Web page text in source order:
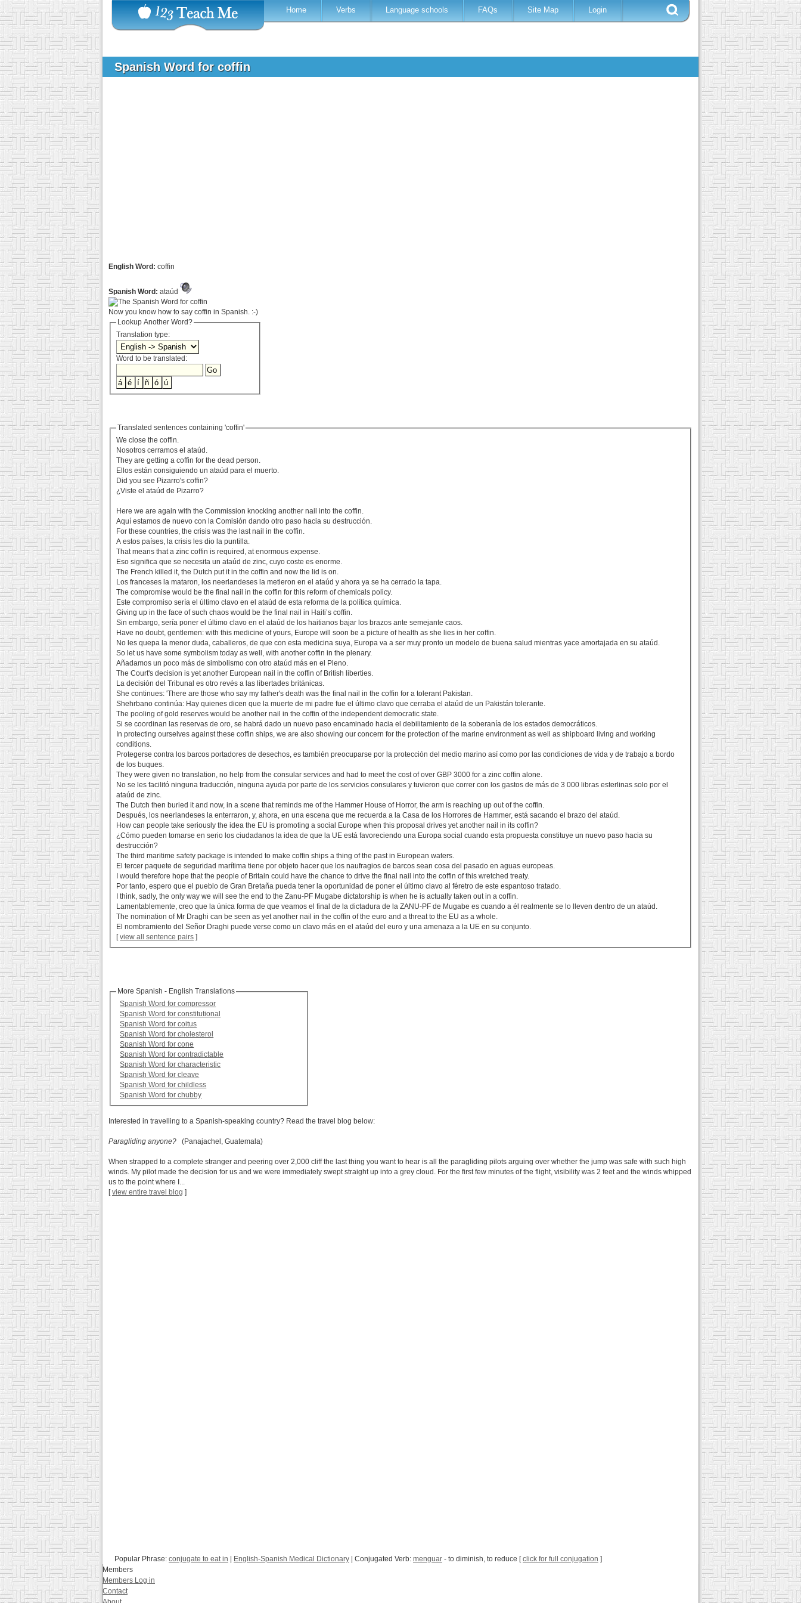
Home Verbs Language schools FAQs Site Map Login
Spanish Word for coffin
English Word: coffin
Spanish Word: ataúd
Now you know how to say coffin in Spanish. :-)
Lookup Another Word?
Translation type:
Word to be translated:
Translated sentences containing 'coffin'
We close the coffin.
Nosotros cerramos el ataúd.
They are getting a coffin for the dead person.
Ellos están consiguiendo un ataúd para el muerto.
Did you see Pizarro's coffin?
¿Viste el ataúd de Pizarro?
Here we are again with the Commission knocking another nail into the coffin.
Aquí estamos de nuevo con la Comisión dando otro paso hacia su destrucción.
For these countries, the crisis was the last nail in the coffin.
A estos países, la crisis les dio la puntilla.
That means that a zinc coffin is required, at enormous expense.
Eso significa que se necesita un ataúd de zinc, cuyo coste es enorme.
The French killed it, the Dutch put it in the coffin and now the lid is on.
Los franceses la mataron, los neerlandeses la metieron en el ataúd y ahora ya se ha cerrado la tapa.
The compromise would be the final nail in the coffin for this reform of chemicals policy.
Este compromiso sería el último clavo en el ataúd de esta reforma de la política química.
Giving up in the face of such chaos would be the final nail in Haiti’s coffin.
Sin embargo, sería poner el último clavo en el ataúd de los haitianos bajar los brazos ante semejante caos.
Have no doubt, gentlemen: with this medicine of yours, Europe will soon be a picture of health as she lies in her coffin.
No les quepa la menor duda, caballeros, de que con esta medicina suya, Europa va a ser muy pronto un modelo de buena salud mientras yace amortajada en su ataúd.
So let us have some symbolism today as well, with another coffin in the plenary.
Añadamos un poco más de simbolismo con otro ataúd más en el Pleno.
The Court's decision is yet another European nail in the coffin of British liberties.
La decisión del Tribunal es otro revés a las libertades británicas.
She continues: 'There are those who say my father's death was the final nail in the coffin for a tolerant Pakistan.
Shehrbano continúa: Hay quienes dicen que la muerte de mi padre fue el último clavo que cerraba el ataúd de un Pakistán tolerante.
The pooling of gold reserves would be another nail in the coffin of the independent democratic state.
Si se coordinan las reservas de oro, se habrá dado un nuevo paso encaminado hacia el debilitamiento de la soberanía de los estados democráticos.
In protecting ourselves against these coffin ships, we are also showing our concern for the protection of the marine environment as well as shipboard living and working
conditions.
Protegerse contra los barcos portadores de desechos, es también preocuparse por la protección del medio marino así como por las condiciones de vida y de trabajo a bordo
de los buques.
They were given no translation, no help from the consular services and had to meet the cost of over GBP 3000 for a zinc coffin alone.
No se les facilitó ninguna traducción, ninguna ayuda por parte de los servicios consulares y tuvieron que correr con los gastos de más de 3 000 libras esterlinas solo por el
ataúd de zinc.
The Dutch then buried it and now, in a scene that reminds me of the Hammer House of Horror, the arm is reaching up out of the coffin.
Después, los neerlandeses la enterraron, y, ahora, en una escena que me recuerda a la Casa de los Horrores de Hammer, está sacando el brazo del ataúd.
How can people take seriously the idea the EU is promoting a social Europe when this proposal drives yet another nail in its coffin?
¿Cómo pueden tomarse en serio los ciudadanos la idea de que la UE está favoreciendo una Europa social cuando esta propuesta constituye un nuevo paso hacia su
destrucción?
The third maritime safety package is intended to make coffin ships a thing of the past in European waters.
El tercer paquete de seguridad marítima tiene por objeto hacer que los naufragios de barcos sean cosa del pasado en aguas europeas.
I would therefore hope that the people of Britain could have the chance to drive the final nail into the coffin of this wretched treaty.
Por tanto, espero que el pueblo de Gran Bretaña pueda tener la oportunidad de poner el último clavo al féretro de este espantoso tratado.
I think, sadly, the only way we will see the end to the Zanu-PF Mugabe dictatorship is when he is actually taken out in a coffin.
Lamentablemente, creo que la única forma de que veamos el final de la dictadura de la ZANU-PF de Mugabe es cuando a él realmente se lo lleven dentro de un ataúd.
The nomination of Mr Draghi can be seen as yet another nail in the coffin of the euro and a threat to the EU as a whole.
El nombramiento del Señor Draghi puede verse como un clavo más en el ataúd del euro y una amenaza a la UE en su conjunto.
[view all sentence pairs ]
More Spanish - English Translations
Spanish Word for compressor
Spanish Word for constitutional
Spanish Word for coitus
Spanish Word for cholesterol
Spanish Word for cone
Spanish Word for contradictable
Spanish Word for characteristic
Spanish Word for cleave
Spanish Word for childless
Spanish Word for chubby
Interested in travelling to a Spanish-speaking country? Read the travel blog below:
Paragliding anyone? (Panajachel, Guatemala)
When strapped to a complete stranger and peering over 2,000 cliff the last thing you want to hear is all the paragliding pilots arguing over whether the jump was safe with such high
winds. My pilot made the decision for us and we were immediately swept straight up into a grey cloud. For the first few minutes of the flight, visibility was 2 feet and the winds whipped
us to the point where I...
[view entire travel blog ]
Popular Phrase: conjugate to eat in English-Spanish Medical Dictionary | Conjugated Verb: menguar - to diminish, to reduce [click for full conjugation ]
Members
Members Log in
Contact